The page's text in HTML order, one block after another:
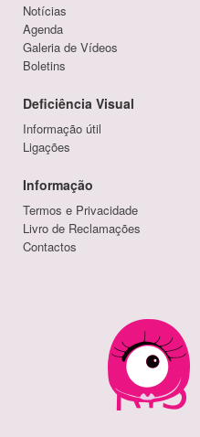
Notícias
Agenda
Galeria de Vídeos
Boletins
Deficiência Visual
Informação útil
Ligações
Informação
Termos e Privacidade
Livro de Reclamações
Contactos